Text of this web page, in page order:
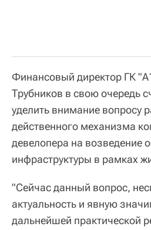
Финансовый директор ГК
Трубников в свою очередь
уделить внимание вопросу
действенного механизма
девелопера на возведение
инфраструктуры в рамках
"Сейчас данный вопрос,
актуальность и явную
дальнейшей практической